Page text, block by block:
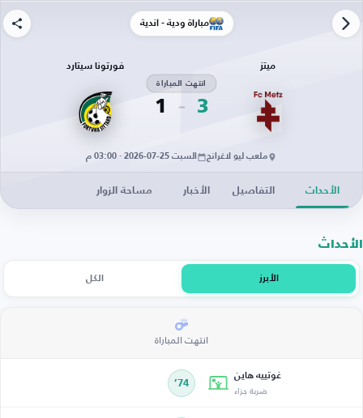
مباراة ودية - أندية
ميتز
3
انتهت المباراة
1
فورتونا سيتارد
ملعب ليو لاغرانج السبت 25-07-2026 · 03:00 م
الأحداث التفاصيل الأخبار مساحة الزوار
الأحداث
الأبرز الكل
انتهت المباراة
غوتييه هاين
ضربة جزاء 74’